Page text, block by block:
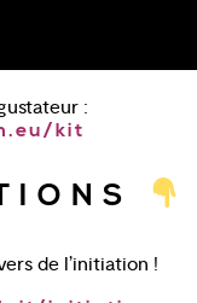
:
kit
de l’initiation !